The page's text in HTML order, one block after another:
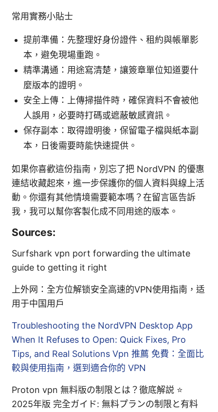
常用實務小貼士
提前準備：先整理好身份證件、租約與帳單影
本，避免現場重跑。
精準溝通：用途寫清楚，讓簽章單位知道要什
麼版本的證明。
安全上傳：上傳掃描件時，確保資料不會被他
人誤用，必要時打碼或遮蔽敏感資訊。
保存副本：取得證明後，保留電子檔與紙本副
本，日後需要時能快速提供。
如果你喜歡這份指南，別忘了把 NordVPN 的優惠
連結收藏起來，進一步保護你的個人資料與線上活
動。你還有其他情境需要範本嗎？在留言區告訴
我，我可以幫你客製化成不同用途的版本。
Sources:
Surfshark vpn port forwarding the ultimate
guide to getting it right
上外网：全方位解锁安全高速的VPN使用指南，适
用于中国用户
Troubleshooting the NordVPN Desktop App
When It Refuses to Open: Quick Fixes, Pro
Tips, and Real Solutions Vpn 推薦 免費：全面比
較與使用指南，選到適合你的 VPN
Proton vpn 無料版の制限とは？徹底解説 ⭐
2025年版 完全ガイド: 無料プランの制限と有料